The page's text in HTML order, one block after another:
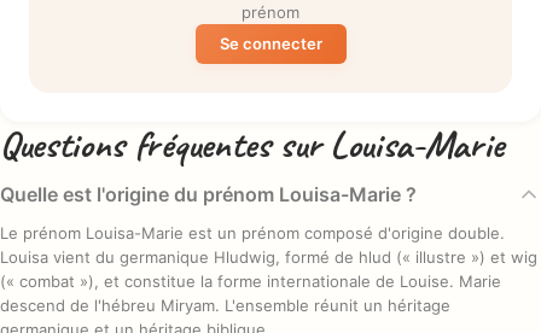
prénom
Se connecter
Questions fréquentes sur Louisa-Marie
Quelle est l'origine du prénom Louisa-Marie ?
Le prénom Louisa-Marie est un prénom composé d'origine double.
Louisa vient du germanique Hludwig, formé de hlud (« illustre ») et wig
(« combat »), et constitue la forme internationale de Louise. Marie
descend de l'hébreu Miryam. L'ensemble réunit un héritage